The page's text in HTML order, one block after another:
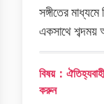
সঙ্গীতের
একসাথে শব্দময়
বিষয়：
করুন